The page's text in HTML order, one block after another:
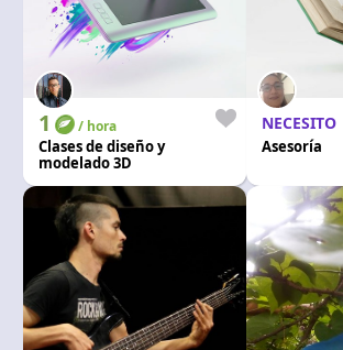
1 / hora
Clases de diseño y
modelado 3D
NECESITO
Asesoría